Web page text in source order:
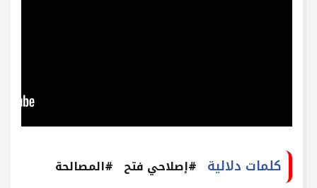
كلمات دلالية #إصلاحي فتح #المصالحة